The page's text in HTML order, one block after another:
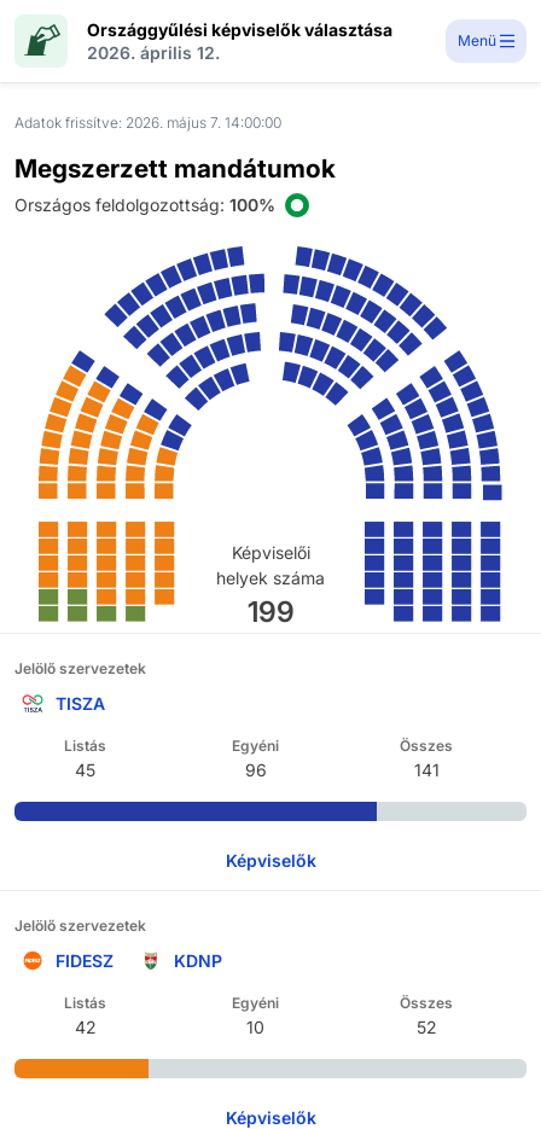
Országgyűlési képviselők választása
2026. április 12.
Menü
Adatok frissítve: 2026. május 7. 14:00:00
Megszerzett mandátumok
Országos feldolgozottság: 100%
Képviselői
helyek száma
199
Jelölő szervezetek
TISZA
Listás
45
Egyéni
96
Összes
141
Képviselők
Jelölő szervezetek
FIDESZ KDNP
Listás
42
Egyéni
10
Összes
52
Képviselők